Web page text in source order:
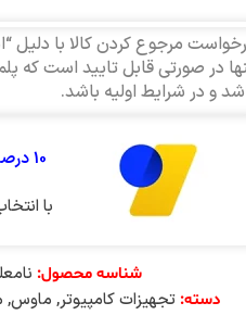
مرجوع کردن کالا با دلیل
در صورتی قابل تایید است که
و در شرایط اولیه باشد.
10 درصد تخفیف ویژه
با
شناسه محصول:
دسته: تجهیزات کامپیوتر, ماوس,